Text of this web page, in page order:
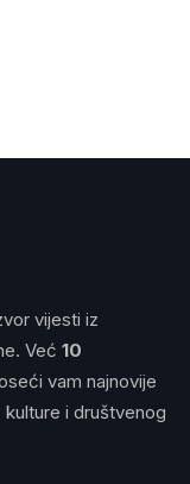
vijesti iz
Već 10
vam najnovije
i društvenog